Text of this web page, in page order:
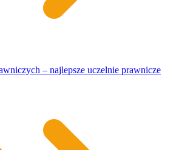
– najlepsze uczelnie prawnicze